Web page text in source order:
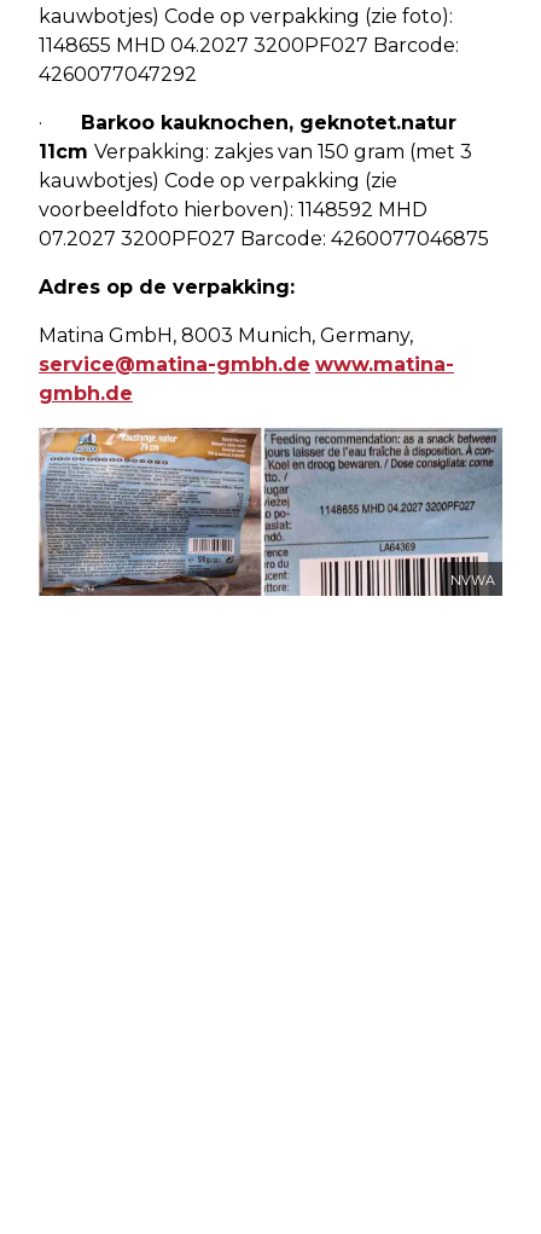
kauwbotjes) Code op verpakking (zie foto):
1148655 MHD 04.2027 3200PF027 Barcode:
4260077047292
· Barkoo kauknochen, geknotet.natur
11cm Verpakking: zakjes van 150 gram (met 3
kauwbotjes) Code op verpakking (zie
voorbeeldfoto hierboven): 1148592 MHD
07.2027 3200PF027 Barcode: 4260077046875
Adres op de verpakking:
Matina GmbH, 8003 Munich, Germany,
service@matina-gmbh.de www.matina-
gmbh.de
NVWA